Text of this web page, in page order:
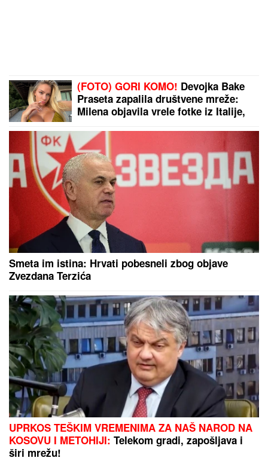
(FOTO) GORI KOMO! Devojka Bake
Praseta zapalila društvene mreže:
Milena objavila vrele fotke iz Italije,
Smeta im istina: Hrvati pobesneli zbog objave
Zvezdana Terzića
UPRKOS TEŠKIM VREMENIMA ZA NAŠ NAROD NA
KOSOVU I METOHIJI: Telekom gradi, zapošljava i
širi mrežu!